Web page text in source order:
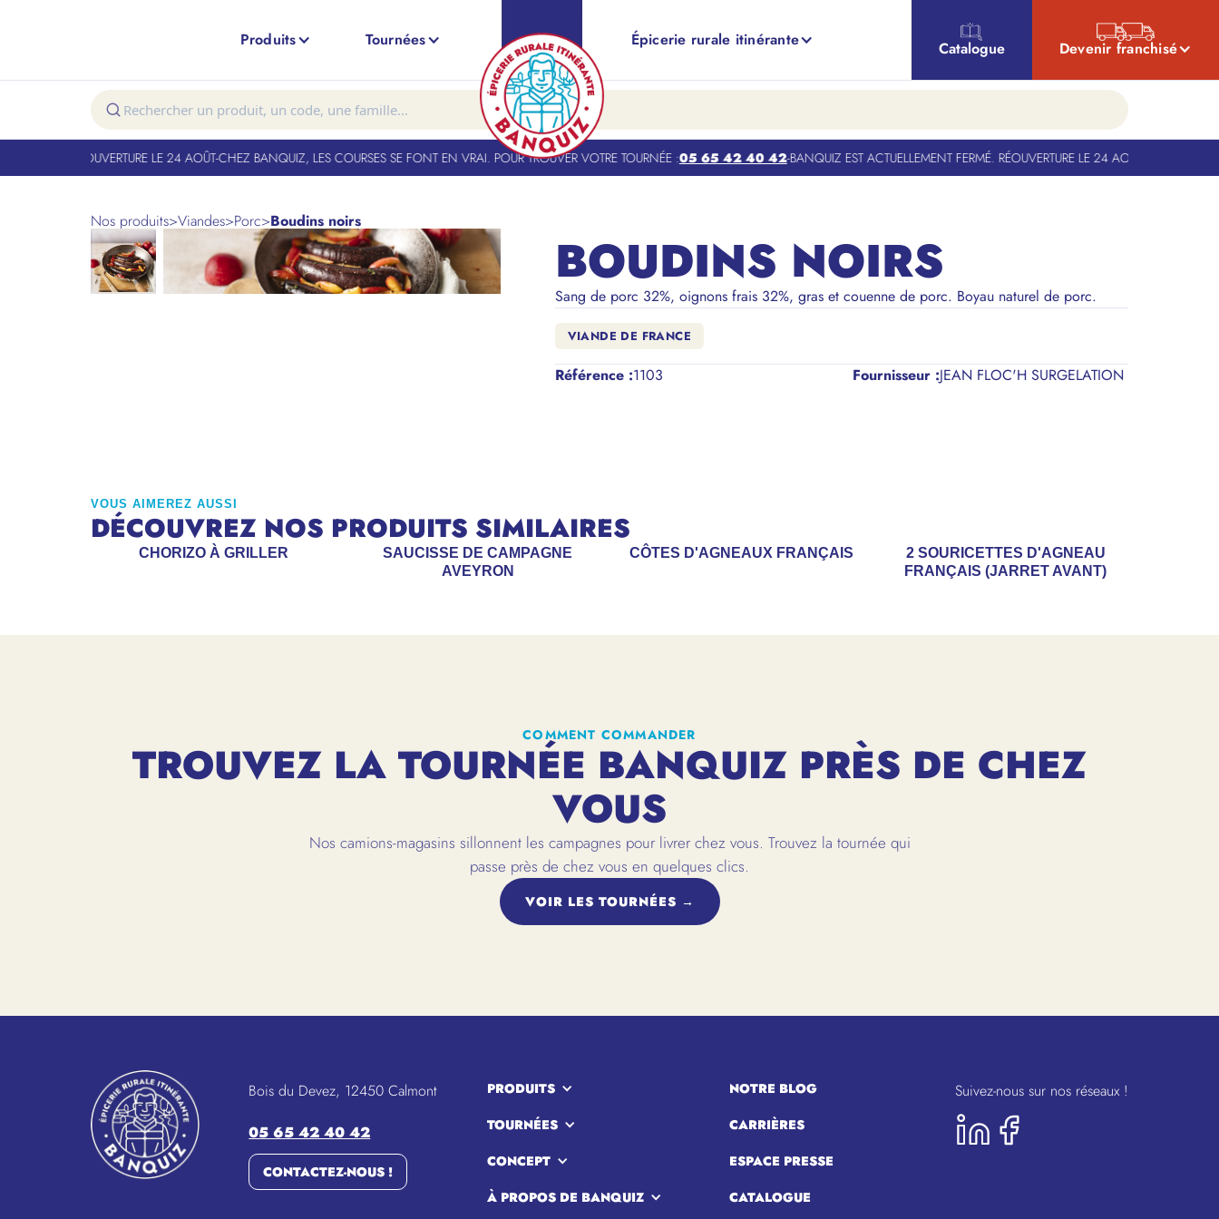
Produits Tournées Épicerie rurale itinérante Catalogue Devenir franchisé
FERMÉ. RÉOUVERTURE LE 24 AOÛT-CHEZ BANQUIZ, LES COURSES SE FONT EN VRAI. POUR TROUVER VOTRE TOURNÉE :05 65 42 40 42-BANQUIZ EST ACTUELLEMENT FERMÉ. RÉOUVERTURE LE 24 AOÛT-
Nos produits>Viandes>Porc>Boudins noirs
BOUDINS NOIRS
Sang de porc 32%, oignons frais 32%, gras et couenne de porc. Boyau naturel de porc.
VIANDE DE FRANCE
Référence :1103 Fournisseur :JEAN FLOC'H SURGELATION
VOUS AIMEREZ AUSSI
DÉCOUVREZ NOS PRODUITS SIMILAIRES
CHORIZO À GRILLER
SAUCISSE DE CAMPAGNE
AVEYRON
CÔTES D'AGNEAUX FRANÇAIS
2 SOURICETTES D'AGNEAU
FRANÇAIS (JARRET AVANT)
COMMENT COMMANDER
TROUVEZ LA TOURNÉE BANQUIZ PRÈS DE CHEZ
VOUS
Nos camions-magasins sillonnent les campagnes pour livrer chez vous. Trouvez la tournée qui
passe près de chez vous en quelques clics.
VOIR LES TOURNÉES →
Bois du Devez, 12450 Calmont
05 65 42 40 42
CONTACTEZ-NOUS !
PRODUITS
TOURNÉES
CONCEPT
À PROPOS DE BANQUIZ
NOTRE BLOG
CARRIÈRES
ESPACE PRESSE
CATALOGUE
Suivez-nous sur nos réseaux !